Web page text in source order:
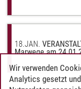
18.JAN.
Marwege am
Wir verwenden
Analytics gesetzt